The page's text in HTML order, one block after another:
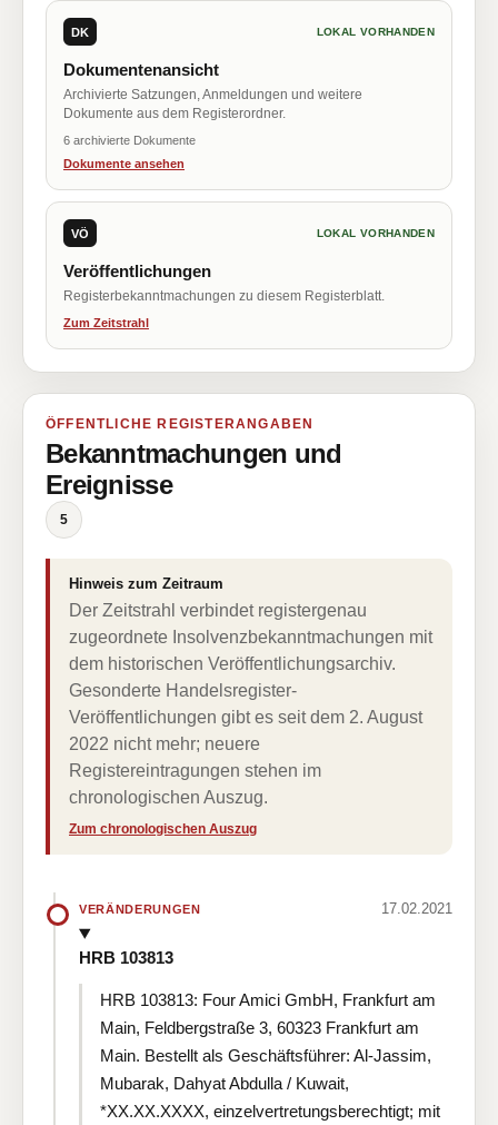
DK LOKAL VORHANDEN
Dokumentenansicht
Archivierte Satzungen, Anmeldungen und weitere
Dokumente aus dem Registerordner.
6 archivierte Dokumente
Dokumente ansehen
VÖ LOKAL VORHANDEN
Veröffentlichungen
Registerbekanntmachungen zu diesem Registerblatt.
Zum Zeitstrahl
ÖFFENTLICHE REGISTERANGABEN
Bekanntmachungen und
Ereignisse
5
Hinweis zum Zeitraum
Der Zeitstrahl verbindet registergenau
zugeordnete Insolvenzbekanntmachungen mit
dem historischen Veröffentlichungsarchiv.
Gesonderte Handelsregister-
Veröffentlichungen gibt es seit dem 2. August
2022 nicht mehr; neuere
Registereintragungen stehen im
chronologischen Auszug.
Zum chronologischen Auszug
VERÄNDERUNGEN 17.02.2021
HRB 103813
HRB 103813: Four Amici GmbH, Frankfurt am
Main, Feldbergstraße 3, 60323 Frankfurt am
Main. Bestellt als Geschäftsführer: Al-Jassim,
Mubarak, Dahyat Abdulla / Kuwait,
*XX.XX.XXXX, einzelvertretungsberechtigt; mit